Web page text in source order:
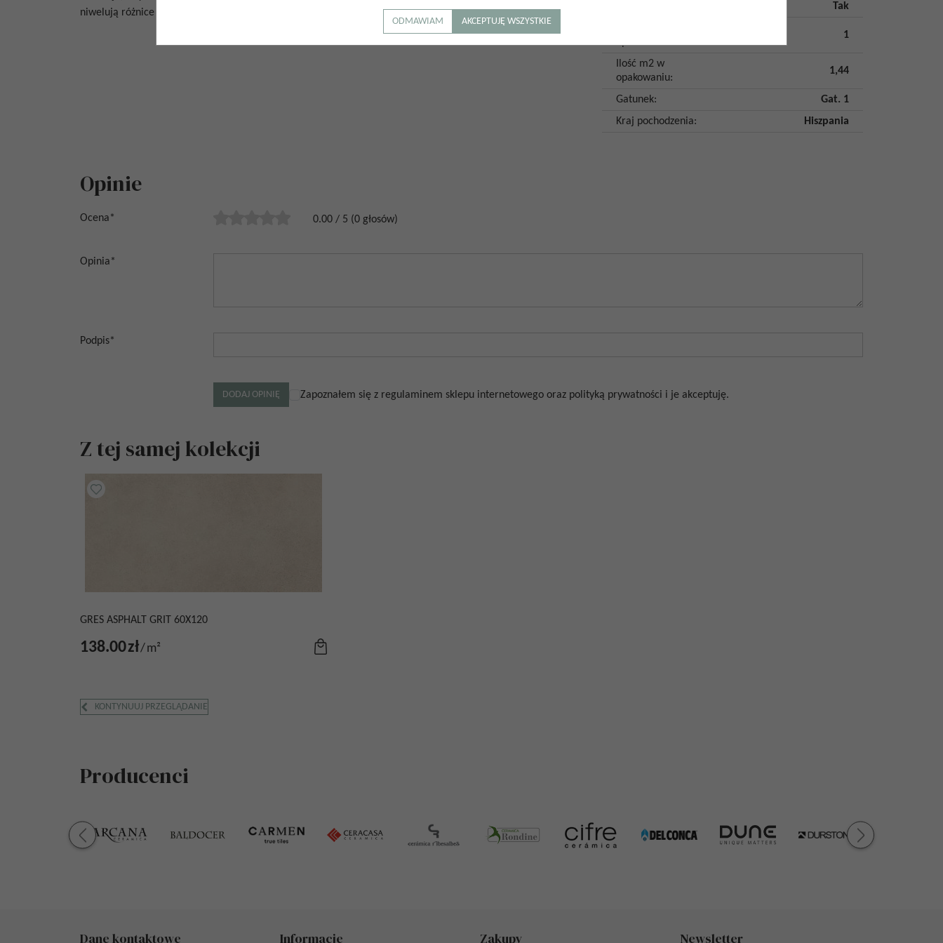
niwelują różnice w rozmiarach płytek i pozwalają na zastosowanie wąskiej fugi.
Tak
1
Ilość m2 w
opakowaniu:
1,44
Gatunek:
Gat. 1
Kraj pochodzenia: Hiszpania
Opinie
Ocena* 0.00 / 5 (0 głosów)
Opinia*
Podpis*
Zapoznałem się z regulaminem sklepu internetowego oraz polityką prywatności i je akceptuję.
Z tej samej kolekcji
GRES ASPHALT GRIT 60X120
138.00zł/m²
KONTYNUUJ PRZEGLĄDANIE
Producenci
Dane kontaktowe Informacje Zakupy Newsletter
ODMAWIAM AKCEPTUJĘ WSZYSTKIE